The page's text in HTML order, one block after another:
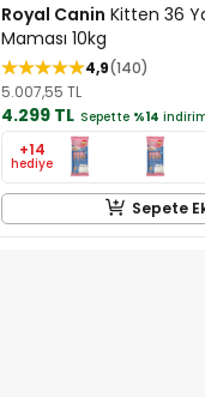
Royal Canin Kitten 36
Maması 10kg
4,9 140
5.007,55 TL
4.299 TL Sepette %14
+14
hediye
Sepete